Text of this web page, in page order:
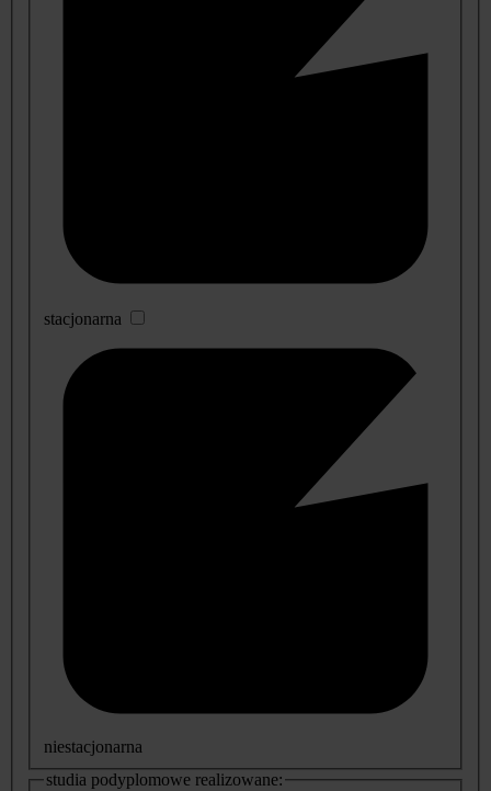
stacjonarna
niestacjonarna
studia podyplomowe realizowane: